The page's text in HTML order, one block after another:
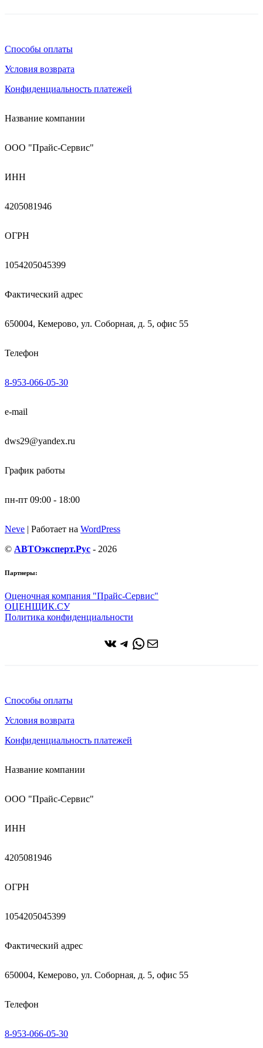
Способы оплаты
Условия возврата
Конфиденциальность платежей
Название компании
ООО "Прайс-Сервис"
ИНН
4205081946
ОГРН
1054205045399
Фактический адрес
650004, Кемерово, ул. Соборная, д. 5, офис 55
Телефон
8-953-066-05-30
e-mail
dws29@yandex.ru
График работы
пн-пт 09:00 - 18:00
Neve | Работает на WordPress
© АВТОэксперт.Рус - 2026
Партнеры:
Оценочная компания "Прайс-Сервис"
ОЦЕНЩИК.СУ
Политика конфиденциальности
ВКонтакте
Telegram
WhatsApp
Почта
Способы оплаты
Условия возврата
Конфиденциальность платежей
Название компании
ООО "Прайс-Сервис"
ИНН
4205081946
ОГРН
1054205045399
Фактический адрес
650004, Кемерово, ул. Соборная, д. 5, офис 55
Телефон
8-953-066-05-30